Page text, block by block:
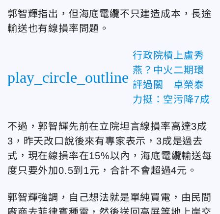
郭智輝指出，但海底電纜不只建造成本，長途
輸送也有線損率問題。
play_circle_outline
行政院槓上盧秀
燕？中火二期環
評過關 卓榮泰
力挺：空污降7成
不過，郭智輝先前在立院坦言線損率高達3成
3，昨天改口說後來有專家表示，3成是過去
式，現在線損率在15%以內，海底電纜輸送每
度只要外加0.5到1元，合計不會超過4元。
郭智輝強調，自己想法就是單純買電，由民間